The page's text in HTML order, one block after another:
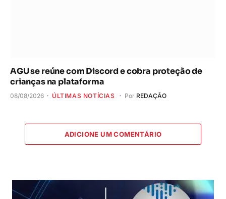
AGU se reúne com Discord e cobra proteção de
crianças na plataforma
08/08/2026 ÚLTIMAS NOTÍCIAS Por REDAÇÃO
ADICIONE UM COMENTÁRIO